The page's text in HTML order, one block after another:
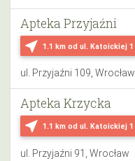
near_me 1.1 km od ul. Katoickiej 1
Apteka Przyjaźni
ul. Przyjaźni 109, Wrocław
near_me 1.1 km od ul. Katoickiej 1
Apteka Krzycka
ul. Przyjaźni 91, Wrocław